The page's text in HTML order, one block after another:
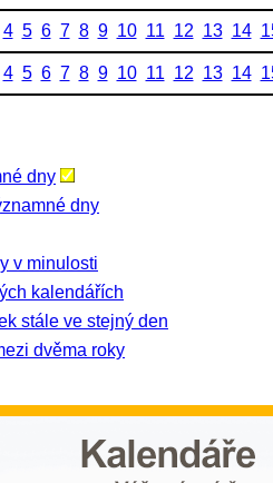
4 5 6 7 8 9 10 11 12 13 14
4 5 6 7 8 9 10 11 12 13 14
dny
dny
v minulosti
kalendářích
stále ve stejný den
dvěma roky